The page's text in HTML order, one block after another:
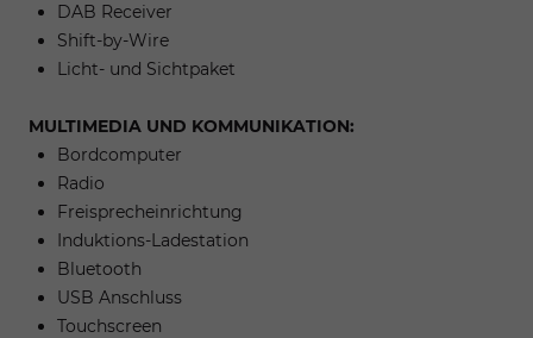
DAB Receiver
Shift-by-Wire
Licht- und Sichtpaket
MULTIMEDIA UND KOMMUNIKATION:
Bordcomputer
Radio
Freisprecheinrichtung
Induktions-Ladestation
Bluetooth
USB Anschluss
Touchscreen